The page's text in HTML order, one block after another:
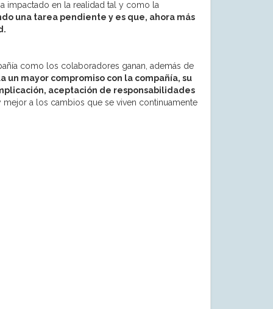
impactado en la realidad tal y como la
una tarea pendiente y es que, ahora más
como los colaboradores ganan, además de
mayor compromiso con la compañía, su
aceptación de responsabilidades
a los cambios que se viven continuamente